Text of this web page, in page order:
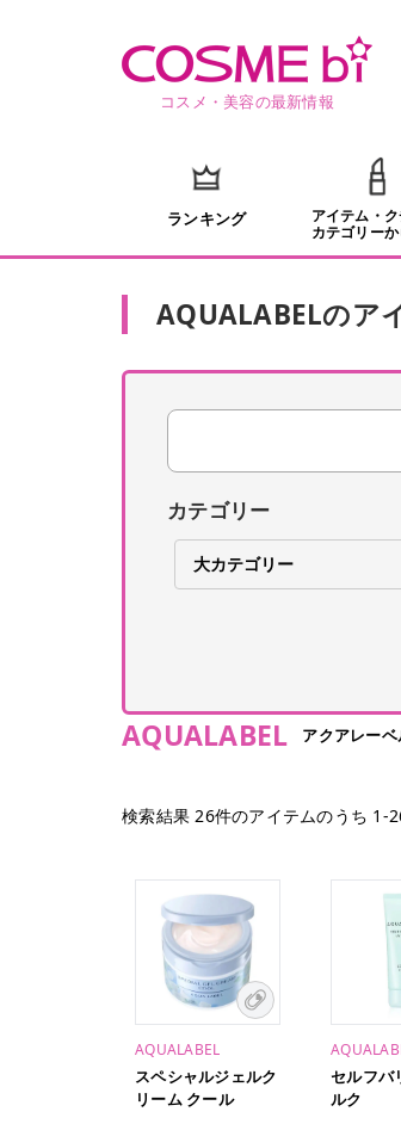
コスメ・美容の最新情報
ランキング
アイテム・ク
カテゴリー
AQUALABELのア
カテゴリー
AQUALABEL アクアレーベ
検索結果26件のアイテムのうち 1 -
AQUALABEL
スペシャルジェルク
リーム クール
セルフバ
ルク